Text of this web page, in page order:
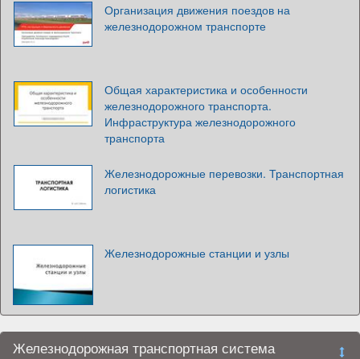
Организация движения поездов на
железнодорожном транспорте
Общая характеристика и особенности
железнодорожного транспорта.
Инфраструктура железнодорожного
транспорта
Железнодорожные перевозки. Транспортная
логистика
Железнодорожные станции и узлы
Железнодорожная транспортная система